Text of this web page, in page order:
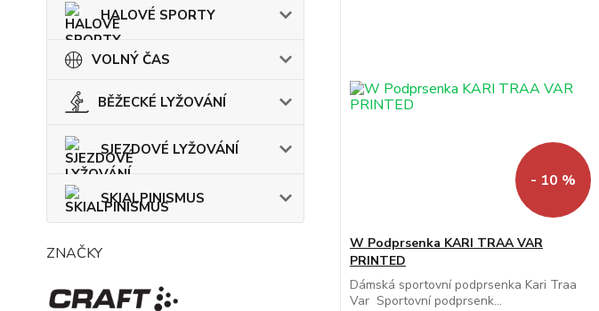
HALOVÉ SPORTY
VOLNÝ ČAS
BĚŽECKÉ LYŽOVÁNÍ
SJEZDOVÉ LYŽOVÁNÍ
SKIALPINISMUS
ZNAČKY
- 10 %
W Podprsenka KARI TRAA VAR
PRINTED
Dámská sportovní podprsenka Kari Traa
Var Sportovní podprsenk...